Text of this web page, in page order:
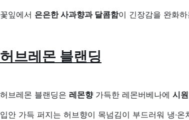
꽃잎에서 은은한 사과향과 달콤함이 긴장감을 완화
허브레몬 블랜딩
허브레몬 블랜딩은 레몬향가득한 레몬버베나에 시
입안 가득 퍼지는 허브향이 목넘김이 부드러워 냉·온